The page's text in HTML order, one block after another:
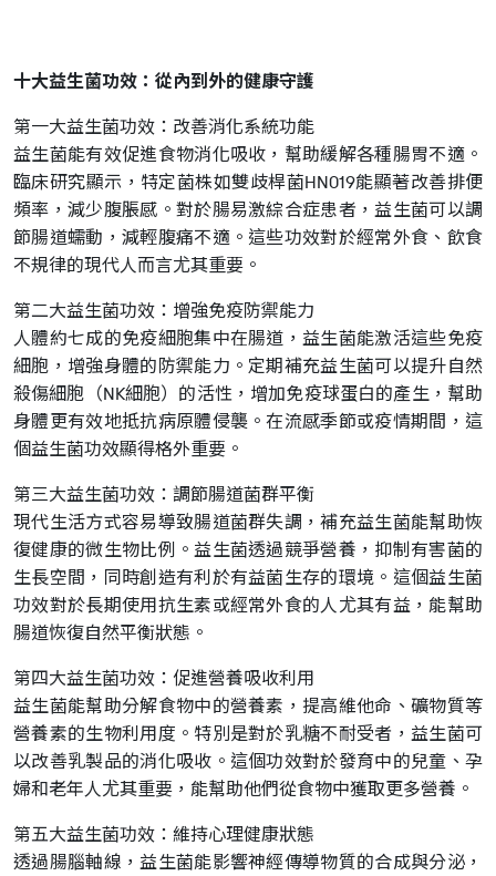
十大益生菌功效：從內到外的健康守護
第一大益生菌功效：改善消化系統功能
益生菌能有效促進食物消化吸收，幫助緩解各種腸胃不適。
臨床研究顯示，特定菌株如雙歧桿菌HN019能顯著改善排便
頻率，減少腹脹感。對於腸易激綜合症患者，益生菌可以調
節腸道蠕動，減輕腹痛不適。這些功效對於經常外食、飲食
不規律的現代人而言尤其重要。
第二大益生菌功效：增強免疫防禦能力
人體約七成的免疫細胞集中在腸道，益生菌能激活這些免疫
細胞，增強身體的防禦能力。定期補充益生菌可以提升自然
殺傷細胞（NK細胞）的活性，增加免疫球蛋白的產生，幫助
身體更有效地抵抗病原體侵襲。在流感季節或疫情期間，這
個益生菌功效顯得格外重要。
第三大益生菌功效：調節腸道菌群平衡
現代生活方式容易導致腸道菌群失調，補充益生菌能幫助恢
復健康的微生物比例。益生菌透過競爭營養，抑制有害菌的
生長空間，同時創造有利於有益菌生存的環境。這個益生菌
功效對於長期使用抗生素或經常外食的人尤其有益，能幫助
腸道恢復自然平衡狀態。
第四大益生菌功效：促進營養吸收利用
益生菌能幫助分解食物中的營養素，提高維他命、礦物質等
營養素的生物利用度。特別是對於乳糖不耐受者，益生菌可
以改善乳製品的消化吸收。這個功效對於發育中的兒童、孕
婦和老年人尤其重要，能幫助他們從食物中獲取更多營養。
第五大益生菌功效：維持心理健康狀態
透過腸腦軸線，益生菌能影響神經傳導物質的合成與分泌，